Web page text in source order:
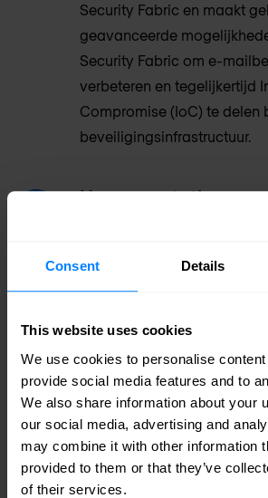
Consent Details
This website uses cookies
We use cookies to personalise
provide social media features and to
We also share information about your
our social media, advertising and
may combine it with other information
provided to them or that they’ve
of their services.
Security Fabric en maakt
geavanceerde
Security Fabric om e-
verbeteren en tegelijkertijd
Compromise (IoC) te delen
beveiligingsinfrastructuur.
Hoge prestaties
zijn effectiviteit test,
Aangedreven door
FortiGuard Labs
Telemetrie verzameld van
miljoen sensoren die
geeft FortiGuard Labs